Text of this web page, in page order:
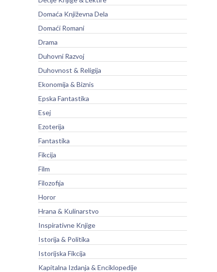
Domaća Književna Dela
Domaći Romani
Drama
Duhovni Razvoj
Duhovnost & Religija
Ekonomija & Biznis
Epska Fantastika
Esej
Ezoterija
Fantastika
Fikcija
Film
Filozofija
Horor
Hrana & Kulinarstvo
Inspirativne Knjige
Istorija & Politika
Istorijska Fikcija
Kapitalna Izdanja & Enciklopedije